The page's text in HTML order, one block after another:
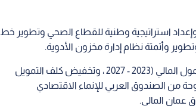
استراتيجية وطنية للقطاع الصحي وتطوير خط
وأتمتة نظام إدارة مخزون الأدوية.
وفي قطاع الخدمات المالية: إطلاق استراتيجية وخطة عمل الشمول المالي (2023 - 2027 ، وتخفيض كلف التمويل
من الصندوق العربي للإنماء الاقتصادي
عمان المالي.